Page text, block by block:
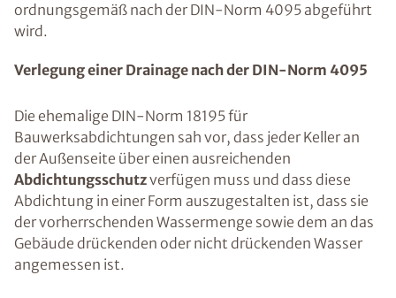
ordnungsgemäß nach der DIN-Norm 4095 abgeführt
wird.
Verlegung einer Drainage nach der DIN-Norm 4095
Die ehemalige DIN-Norm 18195 für
Bauwerksabdichtungen sah vor, dass jeder Keller an
der Außenseite über einen ausreichenden
Abdichtungsschutzverfügen muss und dass diese
Abdichtung in einer Form auszugestalten ist, dass sie
der vorherrschenden Wassermenge sowie dem an das
Gebäude drückenden oder nicht drückenden Wasser
angemessen ist.